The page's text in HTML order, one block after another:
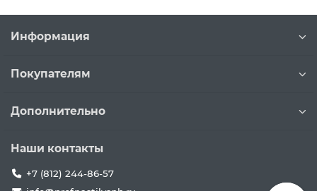
Информация
Покупателям
Дополнительно
Наши контакты
+7 (812) 244-86-57